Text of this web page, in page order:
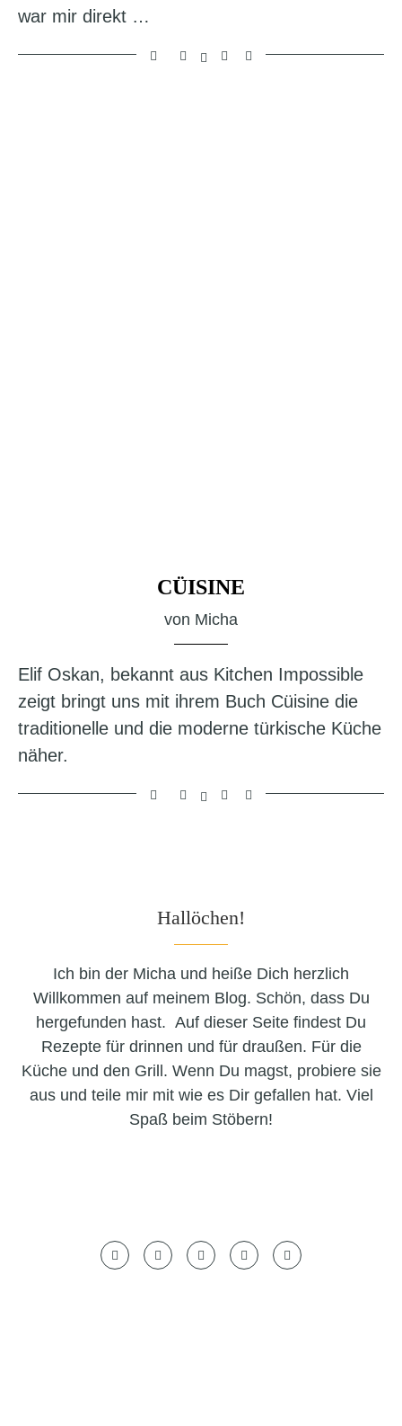
war mir direkt …
CÜISINE
von Micha
Elif Oskan, bekannt aus Kitchen Impossible
zeigt bringt uns mit ihrem Buch Cüisine die
traditionelle und die moderne türkische Küche
näher.
Hallöchen!
Ich bin der Micha und heiße Dich herzlich
Willkommen auf meinem Blog. Schön, dass Du
hergefunden hast. Auf dieser Seite findest Du
Rezepte für drinnen und für draußen. Für die
Küche und den Grill. Wenn Du magst, probiere sie
aus und teile mir mit wie es Dir gefallen hat. Viel
Spaß beim Stöbern!